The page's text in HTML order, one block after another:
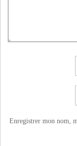
Enregistrer mon nom,